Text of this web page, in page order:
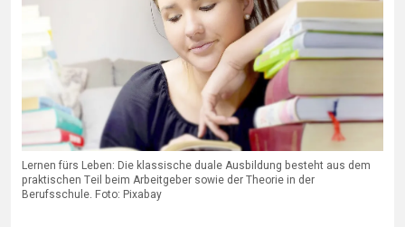
Lernen fürs Leben: Die klassische duale Ausbildung besteht aus dem
praktischen Teil beim Arbeitgeber sowie der Theorie in der
Berufsschule. Foto: Pixabay